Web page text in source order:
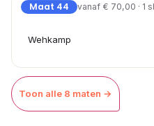
Maat 44 vanaf € 70,00 · 1
Wehkamp
Toon alle 8 maten →